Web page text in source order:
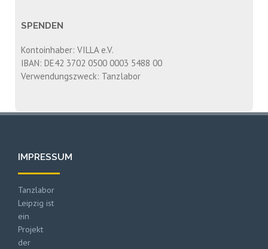
SPENDEN
Kontoinhaber: VILLA e.V.
IBAN: DE42 3702 0500 0003 5488 00
Verwendungszweck: Tanzlabor
IMPRESSUM
Tanzlabor
Leipzig ist
ein
Projekt
der